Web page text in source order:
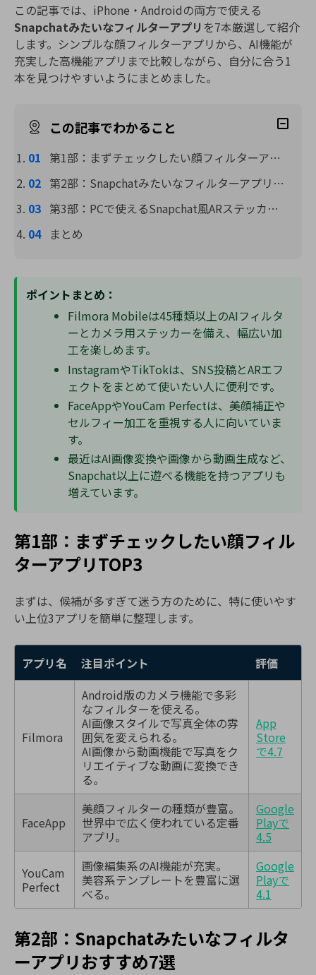
この記事では、iPhone・Androidの両方で使える
Snapchatみたいなフィルターアプリ を7本厳選して紹介
します。シンプルな顔フィルターアプリから、AI機能が
充実した高機能アプリまで比較しながら、自分に合う1
本を見つけやすいようにまとめました。
この記事でわかること
第1部：まずチェックしたい顔フィルターアプリTOP3
第2部：Snapchatみたいなフィルターアプリおすすめ7選
第3部：PCで使えるSnapchat風ARステッカーフィルターも紹介
まとめ
ポイントまとめ：
Filmora Mobileは45種類以上のAIフィルタ
ーとカメラ用ステッカーを備え、幅広い加
工を楽しめます。
InstagramやTikTokは、SNS投稿とARエフ
ェクトをまとめて使いたい人に便利です。
FaceAppやYouCam Perfectは、美顔補正や
セルフィー加工を重視する人に向いていま
す。
最近はAI画像変換や画像から動画生成など、
Snapchat以上に遊べる機能を持つアプリも
増えています。
第1部：まずチェックしたい顔フィル
ターアプリTOP3
まずは、候補が多すぎて迷う方のために、特に使いやす
い上位3アプリを簡単に整理します。
アプリ名 注目ポイント 評価
Filmora
Android版のカメラ機能で多彩
なフィルターを使える。
AI画像スタイルで写真全体の雰
囲気を変えられる。
AI画像から動画機能で写真をク
リエイティブな動画に変換でき
る。
App
Store
で4.7
FaceApp
美顔フィルターの種類が豊富。
世界中で広く使われている定番
アプリ。
Google
Playで
4.5
YouCam
Perfect
画像編集系のAI機能が充実。
美容系テンプレートを豊富に選
べる。
Google
Playで
4.1
第2部：Snapchatみたいなフィルタ
ーアプリおすすめ7選